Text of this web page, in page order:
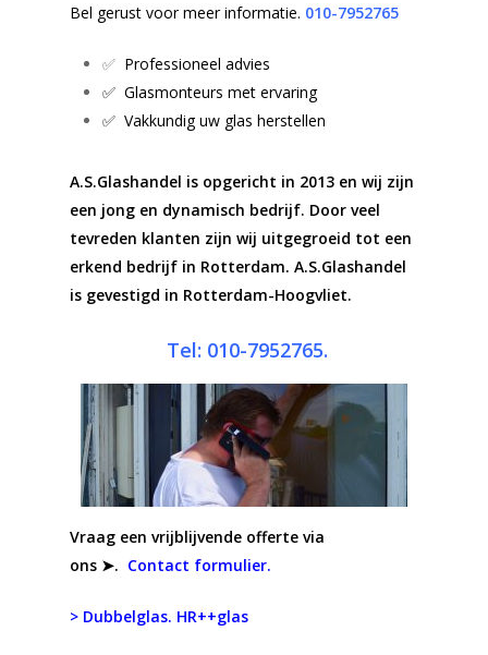
Bel gerust voor meer informatie. 010-7952765
✅ Professioneel advies
✅ Glasmonteurs met ervaring
✅ Vakkundig uw glas herstellen
A.S.Glashandel is opgericht in 2013 en wij zijn
een jong en dynamisch bedrijf. Door veel
tevreden klanten zijn wij uitgegroeid tot een
erkend bedrijf in Rotterdam. A.S.Glashandel
is gevestigd in Rotterdam-Hoogvliet.
Tel: 010-7952765.
Vraag een vrijblijvende offerte via
ons ➤. Contact formulier.
> Dubbelglas. HR++glas